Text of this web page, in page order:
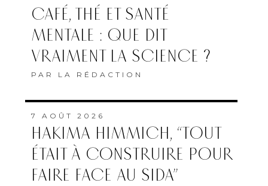
CAFÉ, THÉ ET SANTÉ
MENTALE : QUE DIT
VRAIMENT LA SCIENCE ?
PAR LA RÉDACTION
7 AOÛT 2026
HAKIMA HIMMICH, “TOUT
ÉTAIT À CONSTRUIRE POUR
FAIRE FACE AU SIDA”